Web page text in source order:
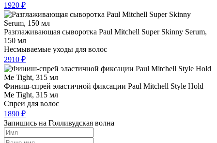
1920 ₽
Разглаживающая сыворотка Paul Mitchell Super Skinny Serum,
150 мл
Несмываемые уходы для волос
2910 ₽
Финиш-спрей эластичной фиксации Paul Mitchell Style Hold
Me Tight, 315 мл
Спреи для волос
1890 ₽
Запишись на Голливудская волна